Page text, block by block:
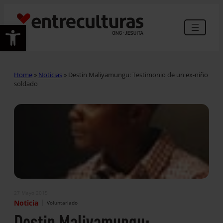
Abrir barra de herramientas
Home » Noticias » Destin Maliyamungu: Testimonio de un ex-niño
soldado
Noticia Voluntariado